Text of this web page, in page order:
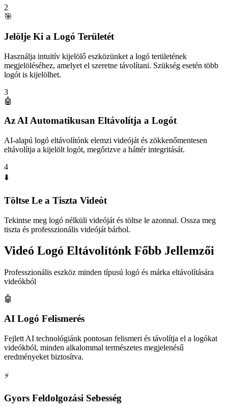
2
🎯
Jelölje Ki a Logó Területét
Használja intuitív kijelölő eszközünket a logó területének
megjelöléséhez, amelyet el szeretne távolítani. Szükség esetén több
logót is kijelölhet.
3
🤖
Az AI Automatikusan Eltávolítja a Logót
AI-alapú logó eltávolítónk elemzi videóját és zökkenőmentesen
eltávolítja a kijelölt logót, megőrizve a háttér integritását.
4
⬇️
Töltse Le a Tiszta Videót
Tekintse meg logó nélküli videóját és töltse le azonnal. Ossza meg
tiszta és professzionális videóját bárhol.
Videó Logó Eltávolítónk Főbb Jellemzői
Professzionális eszköz minden típusú logó és márka eltávolítására
videókból
🤖
AI Logó Felismerés
Fejlett AI technológiánk pontosan felismeri és távolítja el a logókat
videókból, minden alkalommal természetes megjelenésű
eredményeket biztosítva.
⚡
Gyors Feldolgozási Sebesség